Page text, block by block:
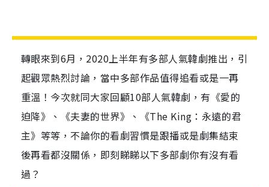
轉眼來到6月，2020上半年有多部人氣韓劇推出，引
起觀眾熱烈討論，當中多部作品值得追看或是一再
重溫！今次就同大家回顧10部人氣韓劇，有《愛的
迫降》、《夫妻的世界》、《The King：永遠的君
主》等等，不論你的看劇習慣是跟播或是劇集結束
後再看都沒關係，即刻睇睇以下多部劇你有沒有看
過？